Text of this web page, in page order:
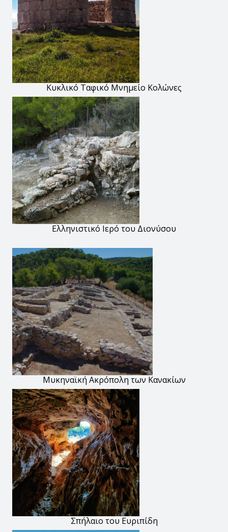
Κυκλικό Ταφικό Μνημείο Κολώνες
Ελληνιστικό Ιερό του Διονύσου
Μυκηναϊκή Ακρόπολη των Κανακίων
Σπήλαιο του Ευριπίδη